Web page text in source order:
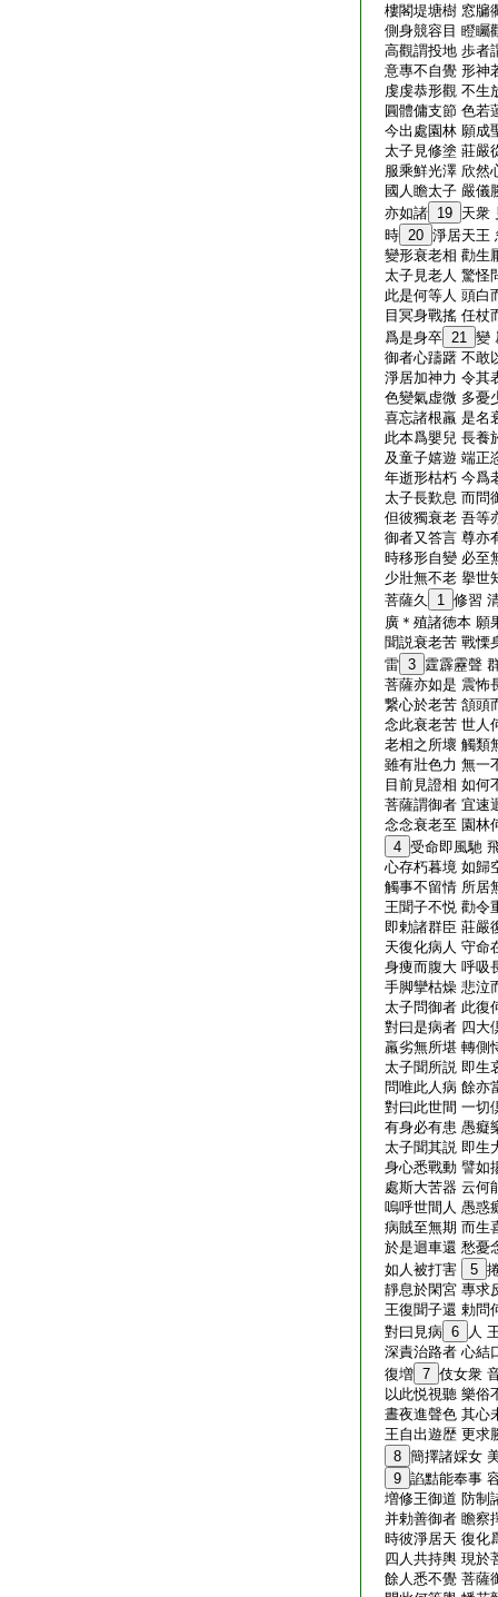
樓閣堤塘樹 窓牖
側身競容目 瞪矚
高觀謂投地 歩者
意專不自覺 形神
虔虔恭形觀 不生
圓體傭支節 色若
今出處園林 願成
太子見修塗 莊嚴
服乘鮮光澤 欣然
國人瞻太子 嚴儀
亦如諸 19 天衆
時 20 淨居天王
變形衰老相 勸生
太子見老人 驚怪
此是何等人 頭白
目冥身戰搖 任杖
爲是身卒 21 變
御者心躊躇 不敢
淨居加神力 令其
色變氣虚微 多憂
喜忘諸根羸 是名
此本爲嬰兒 長養
及童子嬉遊 端正
年逝形枯朽 今爲
太子長歎息 而問
但彼獨衰老 吾等
御者又答言 尊亦
時移形自變 必至
少壯無不老 擧世
菩薩久
1 修習
廣＊殖諸徳本 願
聞説衰老苦 戰慄
雷 3 霆霹靂聲
菩薩亦如是 震怖
繋心於老苦 頷頭
念此衰老苦 世人
老相之所壞 觸類
雖有壯色力 無一
目前見證相 如何
菩薩謂御者 宜速
念念衰老至 園林
4 受命即風馳
心存朽暮境 如歸
觸事不留情 所居
王聞子不悦 勸令
即勅諸群臣 莊嚴
天復化病人 守命
身痩而腹大 呼吸
手脚攣枯燥 悲泣
太子問御者 此復
對曰是病者 四大
羸劣無所堪 轉側
太子聞所説 即生
問唯此人病 餘亦
對曰此世間 一切
有身必有患 愚癡
太子聞其説 即生
身心悉戰動 譬如
處斯大苦器 云何
嗚呼世間人 愚惑
病賊至無期 而生
於是迴車還 愁憂
如人被打害
5
靜息於閑宮 專求
王復聞子還 勅問
對曰見病 6
人
深責治路者 心結
復増 7 伎女衆
以此悦視聽 樂俗
晝夜進聲色 其心
王自出遊歴 更求
8 簡擇諸婇女
9 諂黠能奉事
増修王御道 防制
并勅善御者 瞻察
時彼淨居天 復化
四人共持輿 現於
餘人悉不覺 菩薩